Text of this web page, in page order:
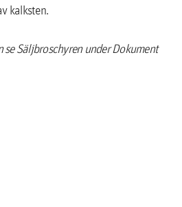
kalksten.
Säljbroschyren under Dokument